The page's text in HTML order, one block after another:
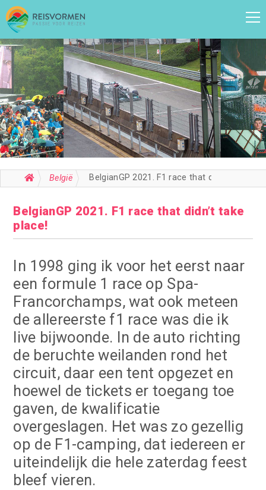
België
BelgianGP 2021. F1 race that didn’t take
place!
In 1998 ging ik voor het eerst naar
een formule 1 race op Spa-
Francorchamps, wat ook meteen
de allereerste f1 race was die ik
live bijwoonde. In de auto richting
de beruchte weilanden rond het
circuit, daar een tent opgezet en
hoewel de tickets er toegang toe
gaven, de kwalificatie
overgeslagen. Het was zo gezellig
op de F1-camping, dat iedereen er
uiteindelijk die hele zaterdag feest
bleef vieren.